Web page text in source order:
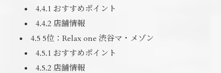
4.4.1 おすすめポイント
4.4.2 店舗情報
4.5 5位：Relax one 渋谷マ・メゾン
4.5.1 おすすめポイント
4.5.2 店舗情報